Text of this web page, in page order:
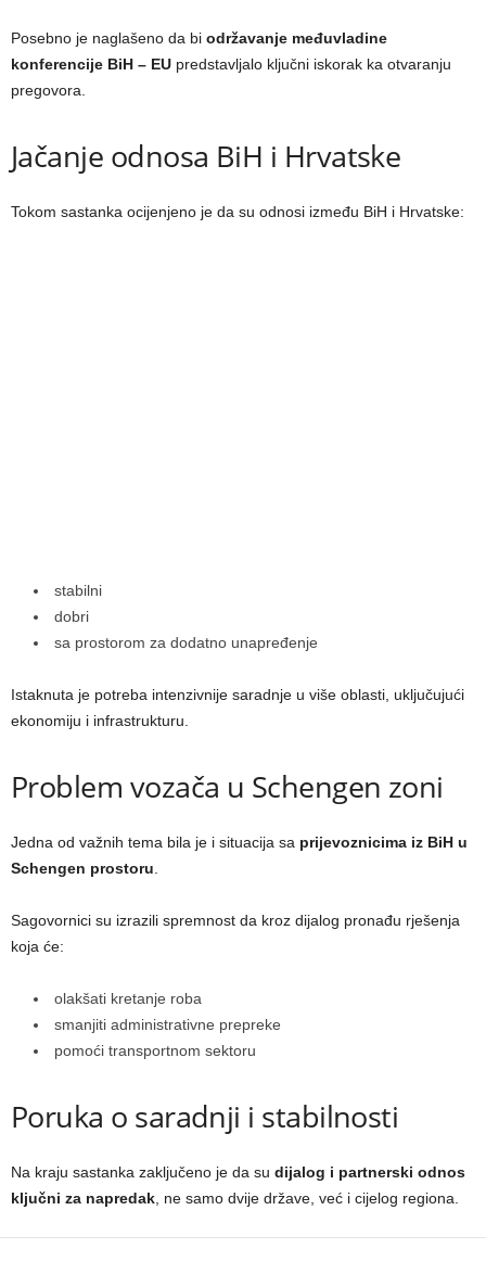
Posebno je naglašeno da bi održavanje međuvladine
konferencije BiH – EU predstavljalo ključni iskorak ka otvaranju
pregovora.
Jačanje odnosa BiH i Hrvatske
Tokom sastanka ocijenjeno je da su odnosi između BiH i Hrvatske:
stabilni
dobri
sa prostorom za dodatno unapređenje
Istaknuta je potreba intenzivnije saradnje u više oblasti, uključujući
ekonomiju i infrastrukturu.
Problem vozača u Schengen zoni
Jedna od važnih tema bila je i situacija sa prijevoznicima iz BiH u
Schengen prostoru
Sagovornici su izrazili spremnost da kroz dijalog pronađu rješenja
koja će:
olakšati kretanje roba
smanjiti administrativne prepreke
pomoći transportnom sektoru
Poruka o saradnji i stabilnosti
Na kraju sastanka zaključeno je da su dijalog i partnerski odnos
ključni za napredak , ne samo dvije države, već i cijelog regiona.